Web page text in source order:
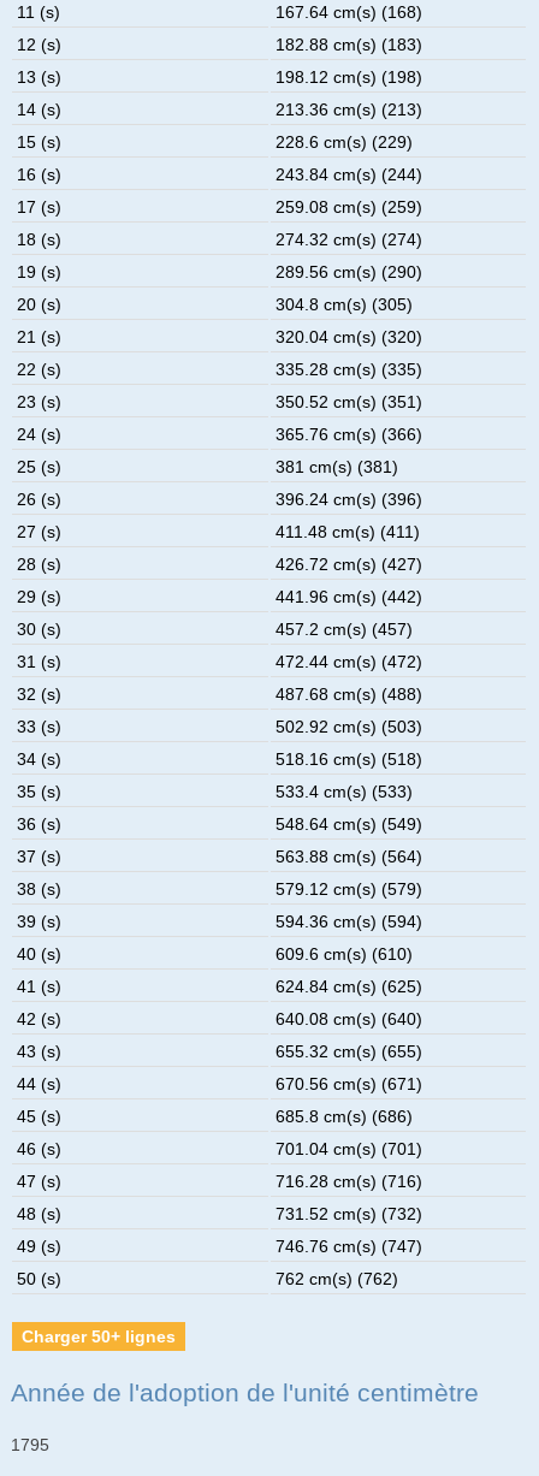
11 (s)
167.64 cm(s) (168)
12 (s)
182.88 cm(s) (183)
13 (s)
198.12 cm(s) (198)
14 (s)
213.36 cm(s) (213)
15 (s)
228.6 cm(s) (229)
16 (s)
243.84 cm(s) (244)
17 (s)
259.08 cm(s) (259)
18 (s)
274.32 cm(s) (274)
19 (s)
289.56 cm(s) (290)
20 (s)
304.8 cm(s) (305)
21 (s)
320.04 cm(s) (320)
22 (s)
335.28 cm(s) (335)
23 (s)
350.52 cm(s) (351)
24 (s)
365.76 cm(s) (366)
25 (s)
381 cm(s) (381)
26 (s)
396.24 cm(s) (396)
27 (s)
411.48 cm(s) (411)
28 (s)
426.72 cm(s) (427)
29 (s)
441.96 cm(s) (442)
30 (s)
457.2 cm(s) (457)
31 (s)
472.44 cm(s) (472)
32 (s)
487.68 cm(s) (488)
33 (s)
502.92 cm(s) (503)
34 (s)
518.16 cm(s) (518)
35 (s)
533.4 cm(s) (533)
36 (s)
548.64 cm(s) (549)
37 (s)
563.88 cm(s) (564)
38 (s)
579.12 cm(s) (579)
39 (s)
594.36 cm(s) (594)
40 (s)
609.6 cm(s) (610)
41 (s)
624.84 cm(s) (625)
42 (s)
640.08 cm(s) (640)
43 (s)
655.32 cm(s) (655)
44 (s)
670.56 cm(s) (671)
45 (s)
685.8 cm(s) (686)
46 (s)
701.04 cm(s) (701)
47 (s)
716.28 cm(s) (716)
48 (s)
731.52 cm(s) (732)
49 (s)
746.76 cm(s) (747)
50 (s)
762 cm(s) (762)
Charger 50+ lignes
Année de l'adoption de l'unité centimètre
1795